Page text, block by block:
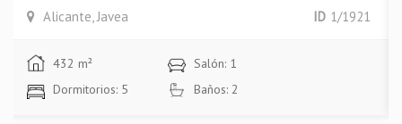
Alicante, Javea ID 1/1921
432 m²
Salón: 1
Dormitorios: 5
Baños: 2